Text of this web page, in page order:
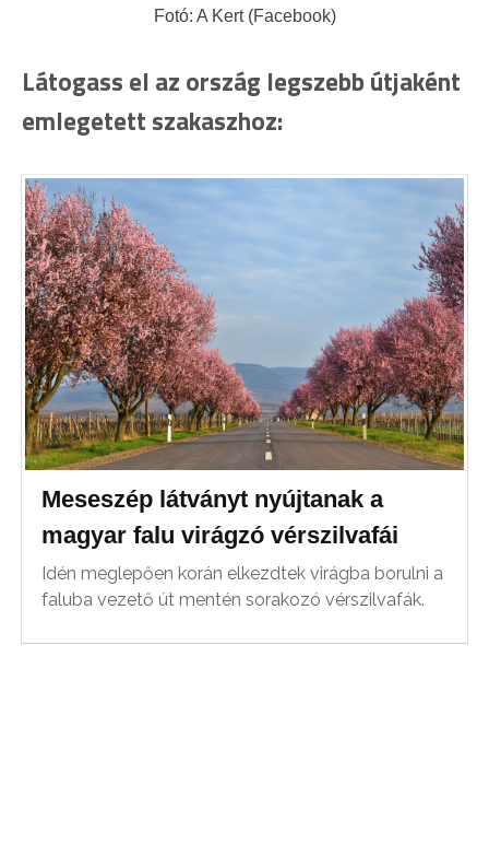
Fotó: A Kert (Facebook)
Látogass el az ország legszebb útjaként
emlegetett szakaszhoz:
Meseszép látványt nyújtanak a
magyar falu virágzó vérszilvafái
Idén meglepően korán elkezdtek virágba borulni a
faluba vezető út mentén sorakozó vérszilvafák.